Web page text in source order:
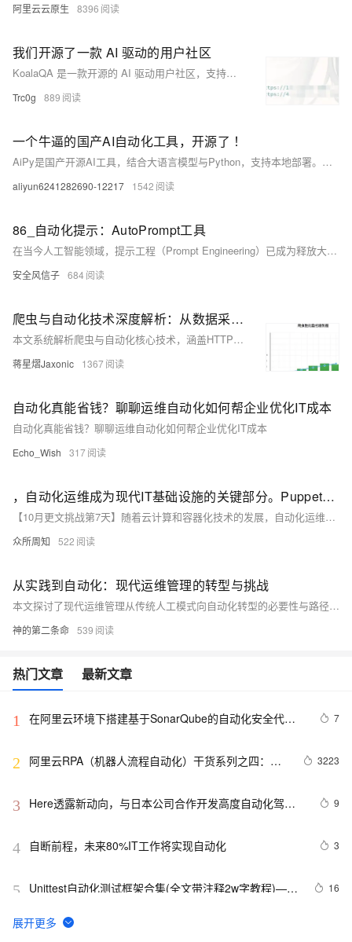
阿里云云原生 8396
我们开源了一款 AI 驱动的用户社区
KoalaQA 是一款开源的 AI 驱动用户社区，支持智能问答、语义搜索、自动运营与辅助创作，助力企业降低客服成本，提升响应效率与用户体验。一键部署，灵活接入大模型，快速构建专属售后服务社区。
Trc0g 889
一个牛逼的国产AI自动化工具，开源了 ！
AiPy是国产开源AI工具，结合大语言模型与Python，支持本地部署。用户只需用自然语言描述需求，即可自动生成并执行代码，轻松实现数据分析、清洗、可视化等任务，零基础也能玩转编程，被誉为程序员的智能助手。
aliyun6241282690-12217 1542
86_自动化提示：AutoPrompt工具
在当今人工智能领域，提示工程（Prompt Engineering）已成为释放大语言模型（LLM）潜能的关键技术。随着LLM规模和能力的不断增长，如何设计高效、精确的提示词成为研究和应用的焦点。然而，传统的手工提示工程面临着巨大挑战
安全风信子 684
爬虫与自动化技术深度解析：从数据采集到智能运维的完整实战指南
本文系统解析爬虫与自动化核心技术，涵盖HTTP请求、数据解析、分布式架构及反爬策略，结合Scrapy、Selenium等框架实战，助力构建高效、稳定、合规的数据采集系统。
蒋星熠Jaxonic 1367
自动化真能省钱？聊聊运维自动化如何帮企业优化IT成本
自动化真能省钱？聊聊运维自动化如何帮企业优化IT成本
Echo_Wish 317
，自动化运维成为现代IT基础设施的关键部分。Puppet是一款强大的自动化运维工具
【10月更文挑战第7天】随着云计算和容器化技术的发展，自动化运维成为现代IT基础设施的关键部分。Puppet是一款强大的自动化运维工具，通过定义资源状态和关系，确保系统始终处于期望配置状态。本文介绍Puppet的基本概念、安装配置及使用示例，帮助读者快速掌握Puppet，实现高效自动化运维。
众所周知 522
从实践到自动化：现代运维管理的转型与挑战
本文探讨了现代运维管理从传统人工模式向自动化转型的必要性与路径，分析了传统运维的痛点，如效率低、响应慢、依赖经验等问题，并介绍了自动化运维在提升效率、降低成本、增强系统稳定性与安全性方面的优势。结合技术工具与实践案例，文章展示了企业如何通过自动化实现运维升级，推动数字化转型，提升业务竞争力。
神的第二条命 539
热门文章 最新文章
1
在阿里云环境下搭建基于SonarQube的自动化安全代码
7
2
阿里云RPA（机器人流程自动化）干货系列之四：阿
3223
3
Here透露新动向，与日本公司合作开发高度自动化驾驶
9
4 自断前程，未来80%IT工作将实现自动化 3
5
Unittest自动化测试框架合集(全文带注释2w字教程)——
16
6
DevOps实践：持续集成与持续部署（CI/CD）的自动化